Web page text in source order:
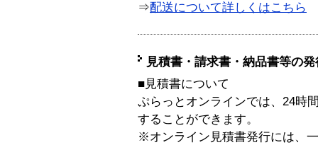
⇒配送について詳しくはこちら
見積書・請求書・納品書等の
■見積書について
ぷらっとオンラインでは、24時
することができます。
※オンライン見積書発行には、